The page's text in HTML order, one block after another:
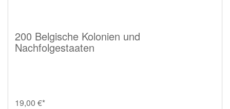
200 Belgische Kolonien und
Nachfolgestaaten
19,00 €*